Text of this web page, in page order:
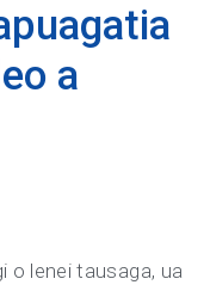
a
o lenei tausaga, ua